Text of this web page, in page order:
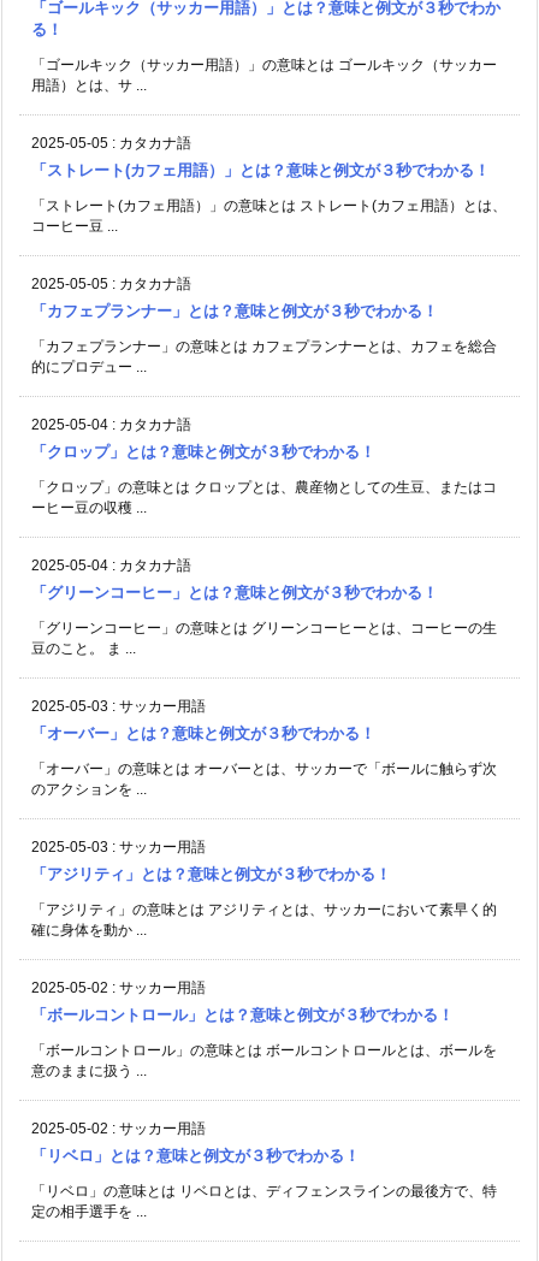
「ゴールキック（サッカー用語）」とは？意味と例文が３秒でわか
る！
「ゴールキック（サッカー用語）」の意味とは ゴールキック（サッカー
用語）とは、サ ...
2025-05-05 : カタカナ語
「ストレート(カフェ用語）」とは？意味と例文が３秒でわかる！
「ストレート(カフェ用語）」の意味とは ストレート(カフェ用語）とは、
コーヒー豆 ...
2025-05-05 : カタカナ語
「カフェプランナー」とは？意味と例文が３秒でわかる！
「カフェプランナー」の意味とは カフェプランナーとは、カフェを総合
的にプロデュー ...
2025-05-04 : カタカナ語
「クロップ」とは？意味と例文が３秒でわかる！
「クロップ」の意味とは クロップとは、農産物としての生豆、またはコ
ーヒー豆の収穫 ...
2025-05-04 : カタカナ語
「グリーンコーヒー」とは？意味と例文が３秒でわかる！
「グリーンコーヒー」の意味とは グリーンコーヒーとは、コーヒーの生
豆のこと。 ま ...
2025-05-03 : サッカー用語
「オーバー」とは？意味と例文が３秒でわかる！
「オーバー」の意味とは オーバーとは、サッカーで「ボールに触らず次
のアクションを ...
2025-05-03 : サッカー用語
「アジリティ」とは？意味と例文が３秒でわかる！
「アジリティ」の意味とは アジリティとは、サッカーにおいて素早く的
確に身体を動か ...
2025-05-02 : サッカー用語
「ボールコントロール」とは？意味と例文が３秒でわかる！
「ボールコントロール」の意味とは ボールコントロールとは、ボールを
意のままに扱う ...
2025-05-02 : サッカー用語
「リベロ」とは？意味と例文が３秒でわかる！
「リベロ」の意味とは リベロとは、ディフェンスラインの最後方で、特
定の相手選手を ...